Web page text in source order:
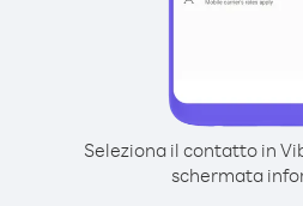
Seleziona il contatto in
schermata